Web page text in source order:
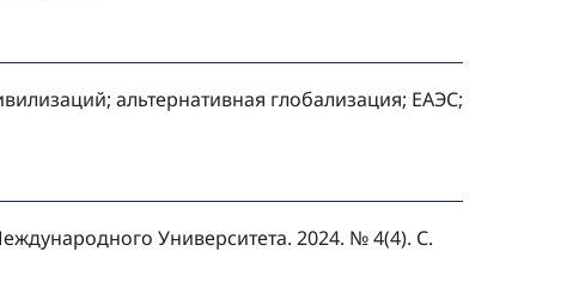
альтернативная глобализация; ЕАЭС;
Университета. 2024. № 4(4). С.